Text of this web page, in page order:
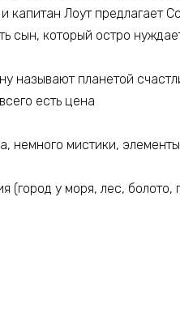
Лоут предлагает
сын, который остро
называют планетой
есть цена
немного мистики,
(город у моря, лес, болото,